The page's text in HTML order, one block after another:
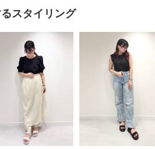
スタイリング